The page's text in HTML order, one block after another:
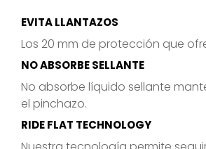
EVITA LLANTAZOS
Los 20 mm de protección que
NO ABSORBE SELLANTE
No absorbe líquido sellante
el pinchazo.
RIDE FLAT TECHNOLOGY